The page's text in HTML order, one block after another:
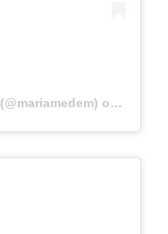
(@mariamedem) on